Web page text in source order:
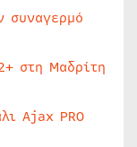
συναγερμό
στη Μαδρίτη
Ajax PRO